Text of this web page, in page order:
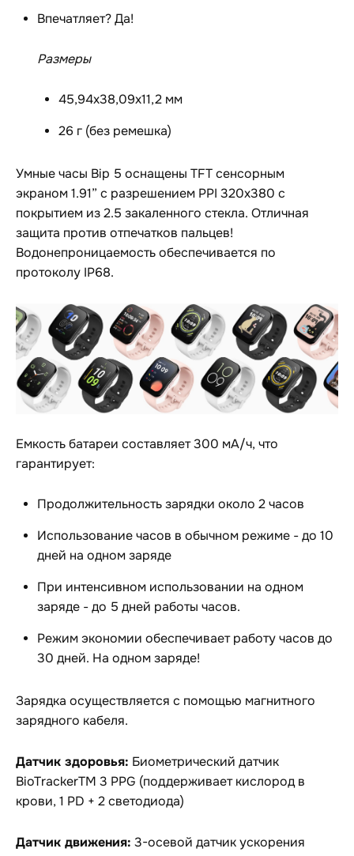
Впечатляет? Да!
Размеры
45,94x38,09x11,2 мм
26 г (без ремешка)
Умные часы Bip 5 оснащены TFT сенсорным
экраном 1.91” с разрешением PPI 320x380 с
покрытием из 2.5 закаленного стекла. Отличная
защита против отпечатков пальцев!
Водонепроницаемость обеспечивается по
протоколу IP68.
Емкость батареи составляет 300 мА/ч, что
гарантирует:
Продолжительность зарядки около 2 часов
Использование часов в обычном режиме - до 10
дней на одном заряде
При интенсивном использовании на одном
заряде - до 5 дней работы часов.
Режим экономии обеспечивает работу часов до
30 дней. На одном заряде!
Зарядка осуществляется с помощью магнитного
зарядного кабеля.
Датчик здоровья: Биометрический датчик
BioTrackerTM 3 PPG (поддерживает кислород в
крови, 1 PD + 2 светодиода)
Датчик движения: 3-осевой датчик ускорения